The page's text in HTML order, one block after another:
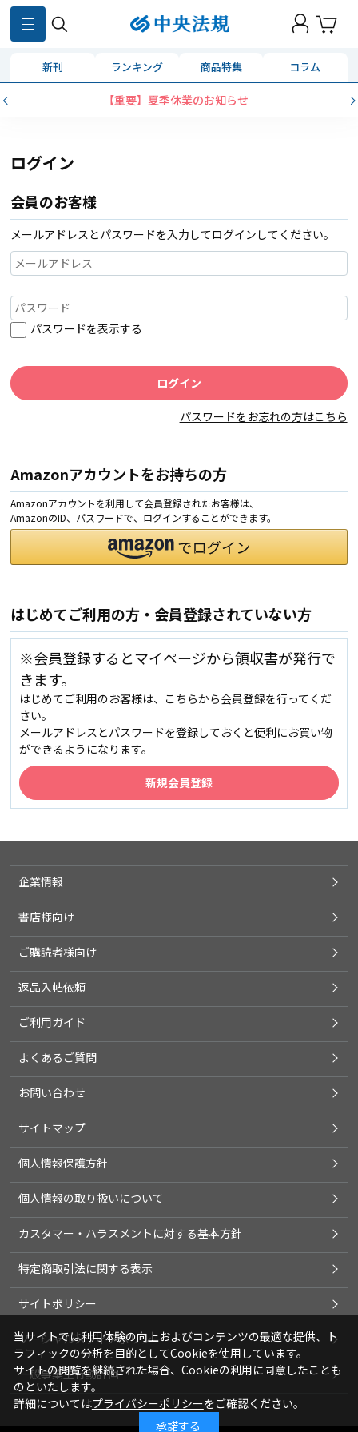
新刊 ランキング 商品特集 コラム
【重要】夏季休業のお知らせ
ログイン
会員のお客様
メールアドレスとパスワードを入力してログインしてください。
パスワードを表示する
パスワードをお忘れの方はこちら
Amazonアカウントをお持ちの方
Amazonアカウントを利用して会員登録されたお客様は、
AmazonのID、パスワードで、ログインすることができます。
はじめてご利用の方・会員登録されていない方
※会員登録するとマイページから領収書が発行で
きます。
はじめてご利用のお客様は、こちらから会員登録を行ってくだ
さい。
メールアドレスとパスワードを登録しておくと便利にお買い物
ができるようになります。
企業情報
書店様向け
ご購読者様向け
返品入帖依頼
ご利用ガイド
よくあるご質問
お問い合わせ
サイトマップ
個人情報保護方針
個人情報の取り扱いについて
カスタマー・ハラスメントに対する基本方針
特定商取引法に関する表示
サイトポリシー
ソーシャルメディアポリシー
一般事業主行動計画
当サイトでは利用体験の向上およびコンテンツの最適な提供、ト
ラフィックの分析を目的としてCookieを使用しています。
サイトの閲覧を継続された場合、Cookieの利用に同意したことも
のといたします。
詳細についてはプライバシーポリシーをご確認ください。
承諾する